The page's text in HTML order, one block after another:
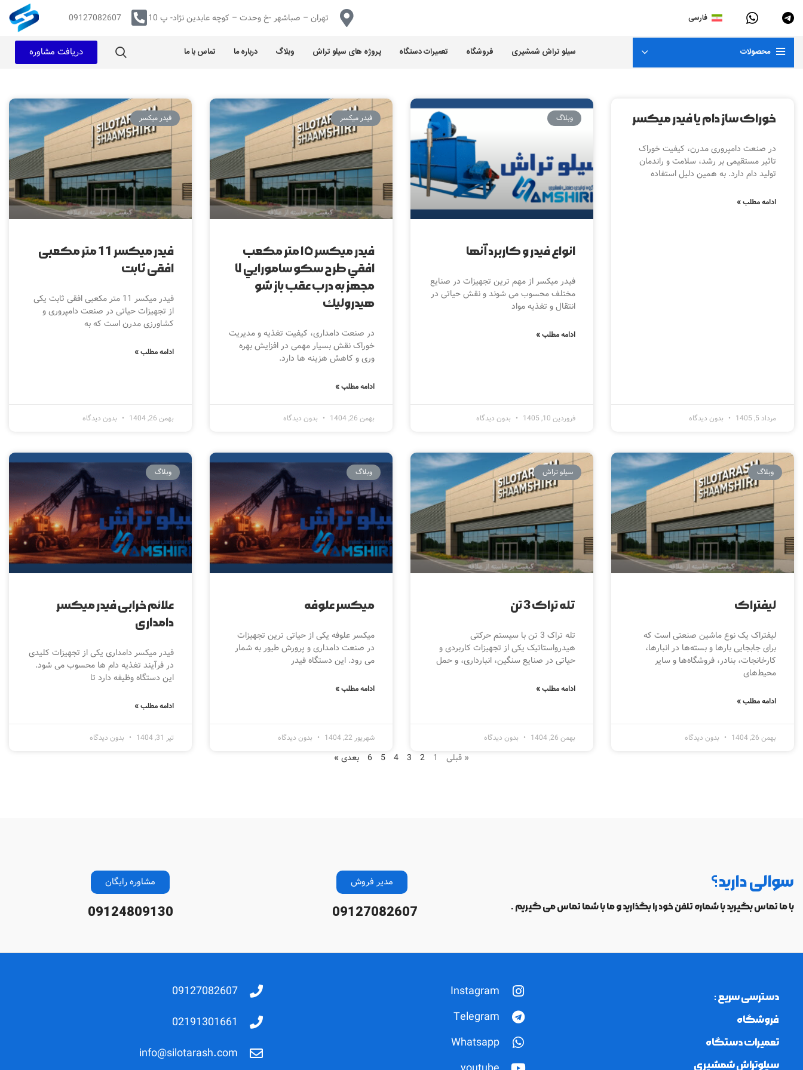
فارسی تهران – صباشهر -خ وحدت – کوچه عابدین نژاد- پ 10 09127082607
محصولات سیلو تراش شمشیری فروشگاه تعمیرات دستگاه پروژه های سیلو تراش وبلاگ درباره ما تماس با ما دریافت مشاوره
خوراک ساز دام یا فیدر میکسر
در صنعت دامپروری مدرن، کیفیت خوراک
تاثیر مستقیمی بر رشد، سلامت و راندمان
تولید دام دارد. به همین دلیل استفاده
ادامه مطلب »
مرداد 5, 1405 بدون دیدگاه
وبلاگ
انواع فیدر و کاربرد آنها
فیدر میکسر از مهم ترین تجهیزات در صنایع
مختلف محسوب می شوند و نقش حیاتی در
انتقال و تغذیه مواد
ادامه مطلب »
فروردین 10, 1405 بدون دیدگاه
فیدر میکسر
فيدر ميكسر ١٥ متر مکعب
افقي طرح سكو سامورايي ٧
مجهز به درب عقب باز شو
هيدروليك‎
در صنعت دامداری، کیفیت تغذیه و مدیریت
خوراک نقش بسیار مهمی در افزایش بهره
وری و کاهش هزینه ها دارد.
ادامه مطلب »
بهمن 26, 1404 بدون دیدگاه
فیدر میکسر
فیدر میکسر 11 متر مکعبی
افقی ثابت
فیدر میکسر 11 متر مکعبی افقی ثابت یکی
از تجهیزات حیاتی در صنعت دامپروری و
کشاورزی مدرن است که به
ادامه مطلب »
بهمن 26, 1404 بدون دیدگاه
وبلاگ
لیفتراک
لیفتراک یک نوع ماشین صنعتی است که
برای جابجایی بارها و بسته‌ها در انبارها،
کارخانجات، بنادر، فروشگاه‌ها و سایر
محیط‌های
ادامه مطلب »
بهمن 26, 1404 بدون دیدگاه
سیلو تراش
تله تراک 3 تن
تله تراک 3 تن با سیستم حرکتی
هیدرواستاتیک یکی از تجهیزات کاربردی و
حیاتی در صنایع سنگین، انبارداری، و حمل
ادامه مطلب »
بهمن 26, 1404 بدون دیدگاه
وبلاگ
میکسر علوفه
میکسر علوفه یکی از حیاتی ترین تجهیزات
در صنعت دامداری و پرورش طیور به شمار
می رود. این دستگاه فیدر
ادامه مطلب »
شهریور 22, 1404 بدون دیدگاه
وبلاگ
علائم خرابی فیدر میکسر
دامداری
فیدر میکسر دامداری یکی از تجهیزات کلیدی
در فرآیند تغذیه دام ها محسوب می شود.
این دستگاه وظیفه دارد تا
ادامه مطلب »
تیر 31, 1404 بدون دیدگاه
« قبلی 1
2
3
4
5
6 بعدی »
سوالی دارید؟
با ما تماس بگیرید یا شماره تلفن خود را بگذارید و ما با شما تماس می گیریم .
مدیر فروش
09127082607
مشاوره رایگان
09124809130
دسترسی سریع :
فروشگاه
تعمیرات دستگاه
سیلوتراش شمشیری
Instagram
Telegram
Whatsapp
09127082607
02191301661
info@silotarash.com